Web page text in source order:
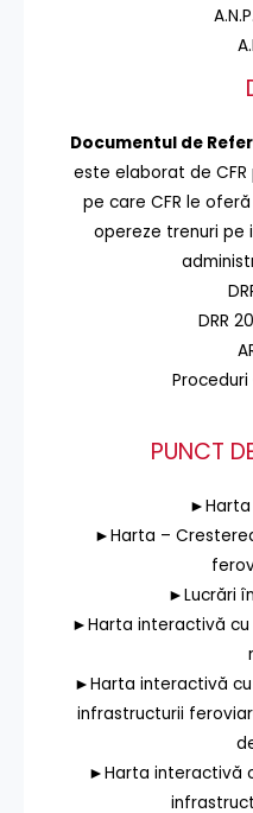
Documentul de
este elaborat de
pe care CFR le
opereze trenuri pe
DRR
PUNCT
►Harta
►Harta –
►Lucrări
►Harta interactivă cu
►Harta interactivă
infrastructurii
►Harta interactivă